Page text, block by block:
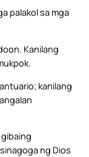
palakol sa mga
Kanilang
kanilang
ng Dios